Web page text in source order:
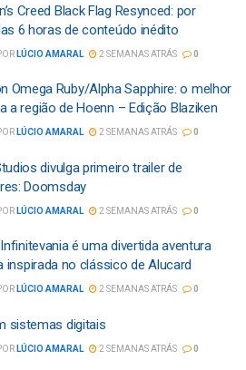
Creed Black Flag Resynced: por
6 horas de conteúdo inédito
LÚCIO AMARAL 2 SEMANAS ATRÁS 0
Omega Ruby/Alpha Sapphire: o melhor
a região de Hoenn – Edição Blaziken
LÚCIO AMARAL 2 SEMANAS ATRÁS 0
divulga primeiro trailer de
Doomsday
LÚCIO AMARAL 2 SEMANAS ATRÁS 0
é uma divertida aventura
inspirada no clássico de Alucard
LÚCIO AMARAL 2 SEMANAS ATRÁS 0
sistemas digitais
LÚCIO AMARAL 2 SEMANAS ATRÁS 0